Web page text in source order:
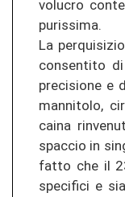
vo­lu­cro
pu­ris­si­ma.
La
con­sen­ti­to
pre­ci­sio­ne e
man­ni­to­lo,
cai­na
spac­cio in
fatto che il
spe­ci­fi­ci e